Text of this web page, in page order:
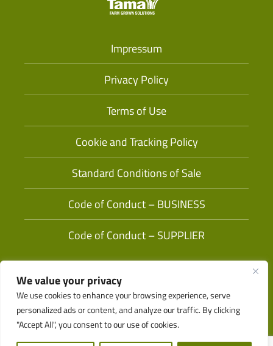
We value your privacy
We use cookies to enhance your browsing experience, serve
personalized ads or content, and analyze our traffic. By clicking
"Accept All", you consent to our use of cookies.
Impressum
Privacy Policy
Terms of Use
Cookie and Tracking Policy
Standard Conditions of Sale
Code of Conduct – BUSINESS
Code of Conduct – SUPPLIER